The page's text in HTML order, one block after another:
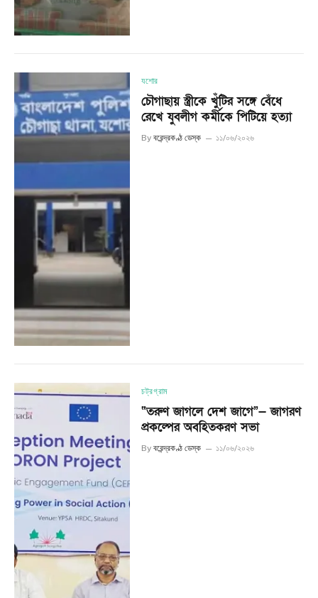
যশোর
চৌগাছায় স্ত্রীকে খুঁটির সঙ্গে বেঁধে
রেখে যুবলীগ কর্মীকে পিটিয়ে হত্যা
By বরেন্দ্রকণ্ঠ ডেস্ক ১১/০৬/২০২৬
চট্রগ্রাম
“তরুণ জাগলে দেশ জাগে”— জাগরণ
প্রকল্পের অবহিতকরণ সভা
By বরেন্দ্রকণ্ঠ ডেস্ক ১১/০৬/২০২৬